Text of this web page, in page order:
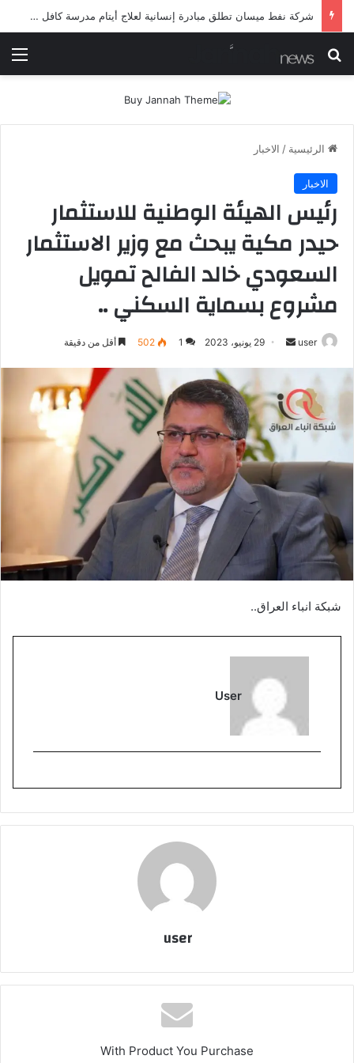
شرطة ميسان تلقي القبض على مطلقي العيارات النارية أثناء تشييع جنائزي في العمارة
بحث عن
الرئيسية / الاخبار
الاخبار
رئيس الهيئة الوطنية للاستثمار
حيدر مكية يبحث مع وزير الاستثمار
السعودي خالد الفالح تمويل
مشروع بسماية السكني ..
user
أرسل
إلكترونيا
29 يونيو، 2023 1
502 أقل من دقيقة
شبكة انباء العراق..
User
user
With Product You Purchase